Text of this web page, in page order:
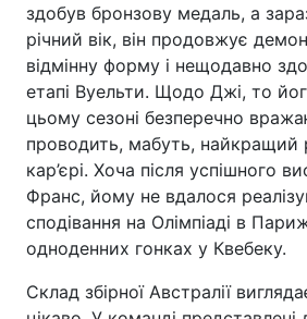
здобув бронзову медаль, а
річний вік, він продовжує
відмінну форму і нещодавно
етапі Вуельти. Щодо Джі, то
цьому сезоні безперечно
проводить, мабуть, найкращий
кар’єрі. Хоча після успішного
Франс, йому не вдалося
сподівання на Олімпіаді в
одноденних гонках у Квебеку.
Склад збірної Австралії